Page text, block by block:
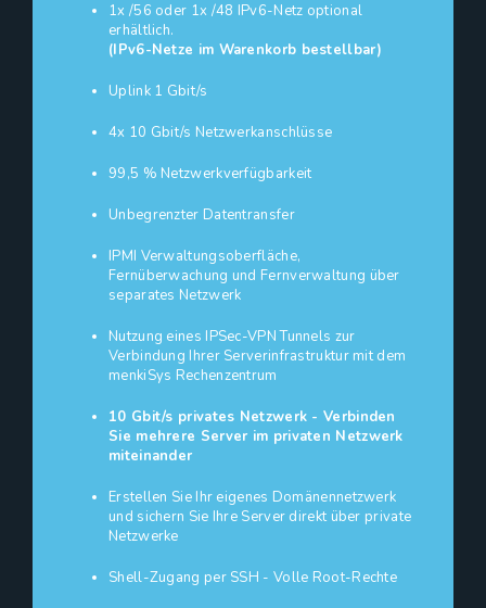
1x /56 oder 1x /48 IPv6-Netz optional
erhältlich.
(IPv6-Netze im Warenkorb bestellbar)
Uplink 1 Gbit/s
4x 10 Gbit/s Netzwerkanschlüsse
99,5 % Netzwerkverfügbarkeit
Unbegrenzter Datentransfer
IPMI Verwaltungsoberfläche,
Fernüberwachung und Fernverwaltung über
separates Netzwerk
Nutzung eines IPSec-VPN Tunnels zur
Verbindung Ihrer Serverinfrastruktur mit dem
menkiSys Rechenzentrum
10 Gbit/s privates Netzwerk - Verbinden
Sie mehrere Server im privaten Netzwerk
miteinander
Erstellen Sie Ihr eigenes Domänennetzwerk
und sichern Sie Ihre Server direkt über private
Netzwerke
Shell-Zugang per SSH - Volle Root-Rechte